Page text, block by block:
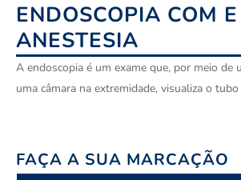
ENDOSCOPIA COM
ANESTESIA
A endoscopia é um exame que, por meio de
uma câmara na extremidade, visualiza o
FAÇA A SUA MARCAÇÃO